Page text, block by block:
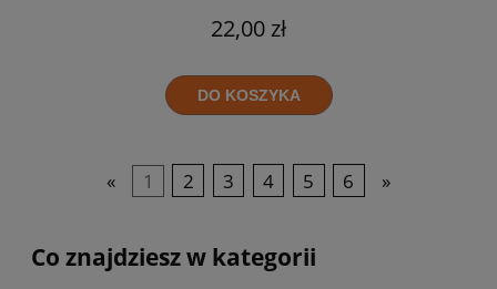
22,00 zł
DO KOSZYKA
« 1 2 3 4 5 6 »
Co znajdziesz w kategorii